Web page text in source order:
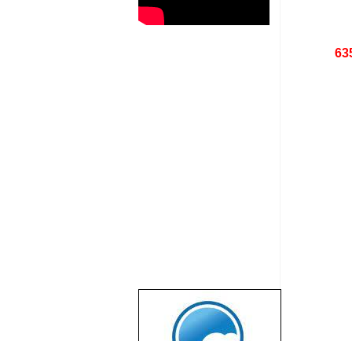
שבוע טוב לכל
הגולשים באשר